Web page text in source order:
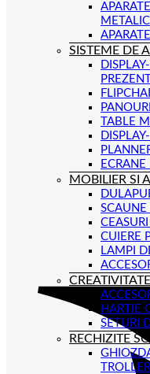
SISTEME DE
TABLE
ECRANE
MOBILIER SI
SCAUNE
CUIERE
LAMPI
HARTIE
SETURI
RECHIZITE